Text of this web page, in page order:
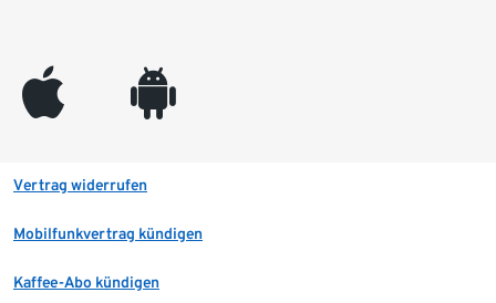
appleinc android
Vertrag widerrufen
Mobilfunkvertrag kündigen
Kaffee-Abo kündigen